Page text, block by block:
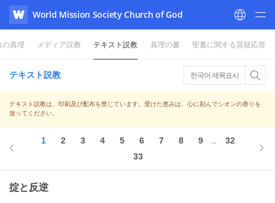
WATV
World Mission Society Church of God
の真理 メディア説教 テキスト説教 真理の書 聖書に関する質疑応答
テキスト説教 한국어 제목표시
テキスト説教は、印刷及び配布を禁じています。受けた恵みは、心に刻んでシオンの香りを
放ってください。
1 2 3 4 5 6 7 8 9 ...
32
33
掟と反逆